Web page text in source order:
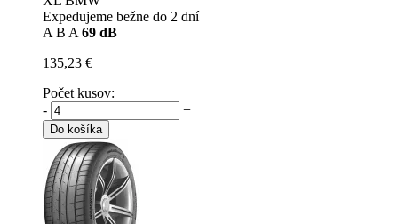
Expedujeme bežne do 2 dní
A B A 69 dB
135,23 €
Počet kusov:
-
+
Do košíka